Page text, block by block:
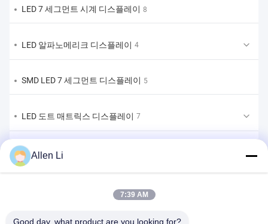
LED 7 세그먼트 시계 디스플레이 8
LED 알파노메리크 디스플레이 4
SMD LED 7 세그먼트 디스플레이 5
LED 도트 매트릭스 디스플레이 7
LED 막대 그래프 디스플레이
맞춤형 LED 7세그먼트 디스플레이 솔루션 1
Allen Li
7:39 AM
Good day, what product are you looking for?